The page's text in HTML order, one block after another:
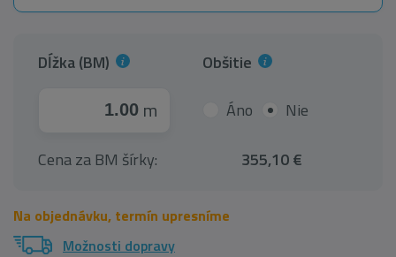
Dĺžka (BM)
m
Obšitie
Áno Nie
Cena za BM šírky: 355,10 €
Na objednávku, termín upresníme
Možnosti dopravy